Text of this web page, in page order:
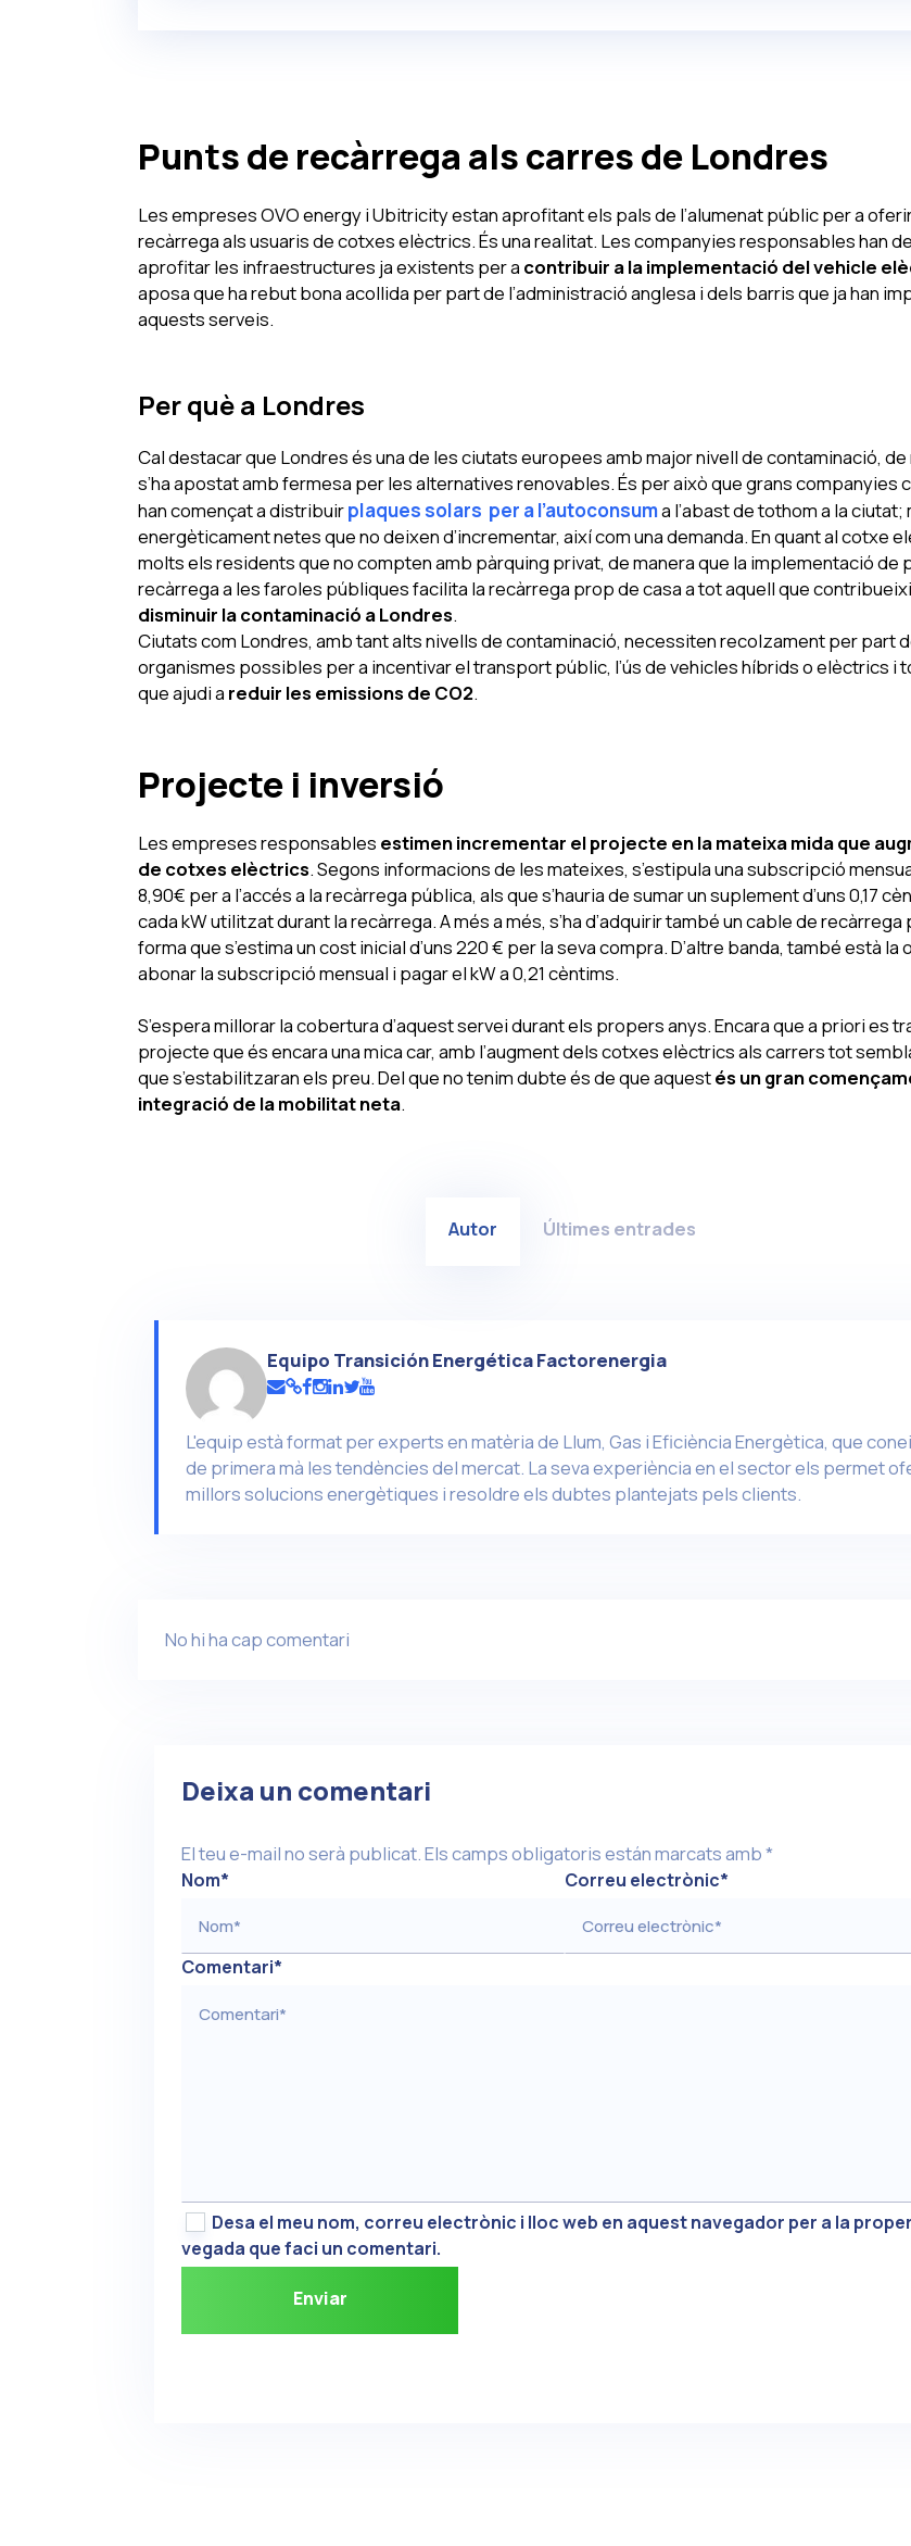
Punts de recàrrega als carres de Londres
Les empreses OVO energy i Ubitricity estan aprofitant els pals de l’alumenat públic per a
recàrrega als usuaris de cotxes elèctrics. És una realitat. Les companyies responsables han
aprofitar les infraestructures ja existents per a contribuir a la implementació del vehicle
aposa que ha rebut bona acollida per part de l’administració anglesa i dels barris que ja han
aquests serveis.
Per què a Londres
Cal destacar que Londres és una de les ciutats europees amb major nivell de contaminació, de
s’ha apostat amb fermesa per les alternatives renovables. És per això que grans companyies
han començat a distribuirplaques solars per a l’autoconsuma l’abast de tothom a la ciutat;
energèticament netes que no deixen d’incrementar, així com una demanda. En quant al cotxe
molts els residents que no compten amb pàrquing privat, de manera que la implementació de
recàrrega a les faroles públiques facilita la recàrrega prop de casa a tot aquell que
disminuir la contaminació a Londres.
Ciutats com Londres, amb tant alts nivells de contaminació, necessiten recolzament per part
organismes possibles per a incentivar el transport públic, l’ús de vehicles híbrids o elèctrics i
que ajudi a reduir les emissions de CO2.
Projecte i inversió
Les empreses responsables estimen incrementar el projecte en la mateixa mida que
de cotxes elèctrics. Segons informacions de les mateixes, s’estipula una subscripció
8,90€ per a l’accés a la recàrrega pública, als que s’hauria de sumar un suplement d’uns 0,17
cada kW utilitzat durant la recàrrega. A més a més, s’ha d’adquirir també un cable de recàrrega
forma que s’estima un cost inicial d’uns 220 € per la seva compra. D’altre banda, també està la
abonar la subscripció mensual i pagar el kW a 0,21 cèntims.
S’espera millorar la cobertura d’aquest servei durant els propers anys. Encara que a priori es
projecte que és encara una mica car, amb l’augment dels cotxes elèctrics als carrers tot
que s’estabilitzaran els preu. Del que no tenim dubte és de que aquestés un gran
integració de la mobilitat neta.
Autor Últimes entrades
Equipo Transición Energética Factorenergia
L'equip està format per experts en matèria de Llum, Gas i Eficiència Energètica, que
de primera mà les tendències del mercat. La seva experiència en el sector els permet
millors solucions energètiques i resoldre els dubtes plantejats pels clients.
No hi ha cap comentari
Deixa un comentari
El teu e-mail no serà publicat. Els camps obligatoris están marcats amb*
Nom* Correu electrònic*
Comentari*
Desa el meu nom, correu electrònic i lloc web en aquest navegador per a la
vegada que faci un comentari.